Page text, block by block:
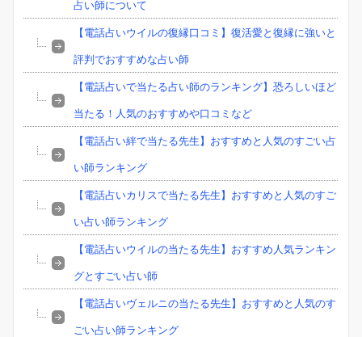
占い師について
【電話占いウイルの復縁口コミ】復活愛と復縁に強いと
評判でおすすめな占い師
【電話占いで当たる占い師のランキング】恐ろしいほど
当たる！人気のおすすめや口コミなど
【電話占い絆で当たる先生】おすすめと人気のすごい占
い師ランキング
【電話占いカリスで当たる先生】おすすめと人気のすご
い占い師ランキング
【電話占いウイルの当たる先生】おすすめ人気ランキン
グとすごい占い師
【電話占いヴェルニの当たる先生】おすすめと人気のす
ごい占い師ランキング